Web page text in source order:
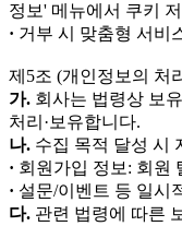
정보' 메뉴에서 쿠키
· 거부 시 맞춤형 서비
제5조 (개인정보의 처
가. 회사는 법령상 보
처리·보유합니다.
나. 수집 목적 달성 시
· 회원가입 정보: 회원
· 설문/이벤트 등 일시
다. 관련 법령에 따른